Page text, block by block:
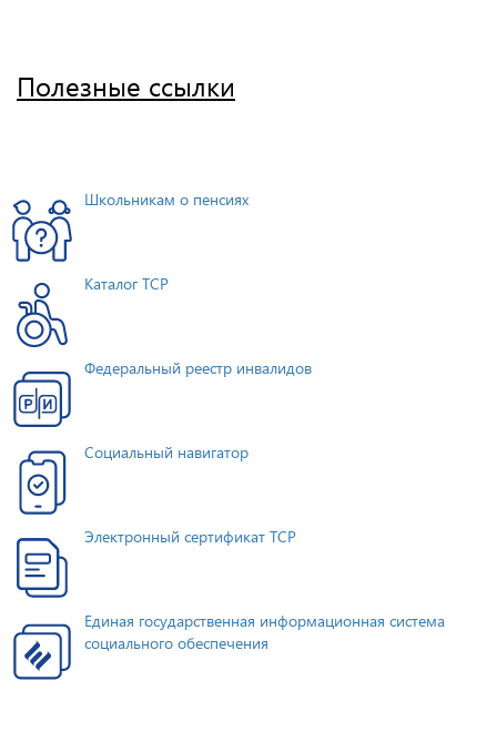
Полезные ссылки
Школьникам о пенсиях
Каталог ТСР
Федеральный реестр инвалидов
Социальный навигатор
Электронный сертификат ТСР
Единая государственная информационная система
социального обеспечения